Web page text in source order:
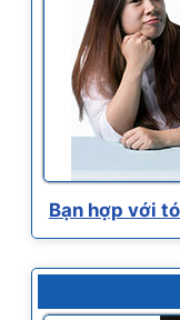
Bạn hợp với